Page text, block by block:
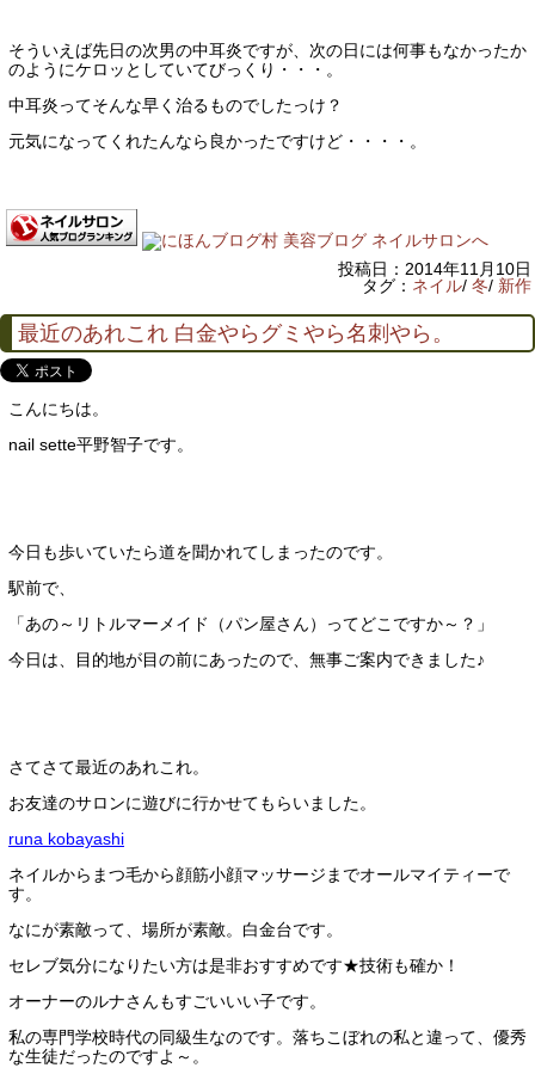
そういえば先日の次男の中耳炎ですが、次の日には何事もなかったか
のようにケロッとしていてびっくり・・・。
中耳炎ってそんな早く治るものでしたっけ？
元気になってくれたんなら良かったですけど・・・・。
投稿日：2014年11月10日
タグ： ネイル/ 冬/ 新作
最近のあれこれ 白金やらグミやら名刺やら。
こんにちは。
nail sette平野智子です。
今日も歩いていたら道を聞かれてしまったのです。
駅前で、
「あの～リトルマーメイド（パン屋さん）ってどこですか～？」
今日は、目的地が目の前にあったので、無事ご案内できました♪
さてさて最近のあれこれ。
お友達のサロンに遊びに行かせてもらいました。
runa kobayashi
ネイルからまつ毛から顔筋小顔マッサージまでオールマイティーで
す。
なにが素敵って、場所が素敵。白金台です。
セレブ気分になりたい方は是非おすすめです★技術も確か！
オーナーのルナさんもすごいいい子です。
私の専門学校時代の同級生なのです。落ちこぼれの私と違って、優秀
な生徒だったのですよ～。